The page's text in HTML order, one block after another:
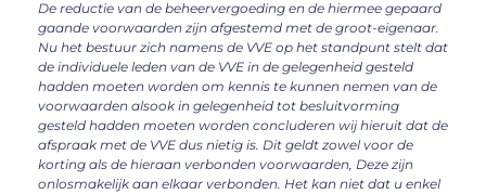
De reductie van de beheervergoeding en de hiermee gepaard
gaande voorwaarden zijn afgestemd met de groot-eigenaar.
Nu het bestuur zich namens de VVE op het standpunt stelt dat
de individuele leden van de VVE in de gelegenheid gesteld
hadden moeten worden om kennis te kunnen nemen van de
voorwaarden alsook in gelegenheid tot besluitvorming
gesteld hadden moeten worden concluderen wij hieruit dat de
afspraak met de VVE dus nietig is. Dit geldt zowel voor de
korting als de hieraan verbonden voorwaarden, Deze zijn
onlosmakelijk aan elkaar verbonden. Het kan niet dat u enkel